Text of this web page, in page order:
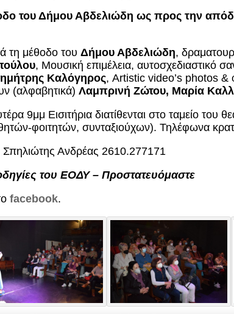
του Δήμου Αβδελιώδη ως προς την
τη μέθοδο του Δήμου Αβδελιώδη,
, Μουσική επιμέλεια, αυτοσχεδιαστικό
Καλόγηρος, Artistic video’s photos &
(αλφαβητικά) Λαμπρινή Ζώτου, Μαρία
9μμ Εισιτήρια διατίθενται στο ταμείο του
φοιτητών, συνταξιούχων). Τηλέφωνα
Ανδρέας 2610.277171
του ΕΟΔΥ – Προστατευόμαστε
facebook.